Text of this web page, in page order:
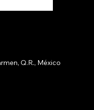
Q.R., México